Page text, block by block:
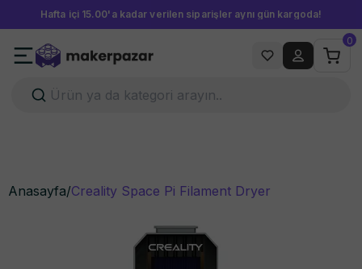
Hafta içi 15.00'a kadar verilen siparişler aynı gün kargoda!
0
Anasayfa/Creality Space Pi Filament Dryer